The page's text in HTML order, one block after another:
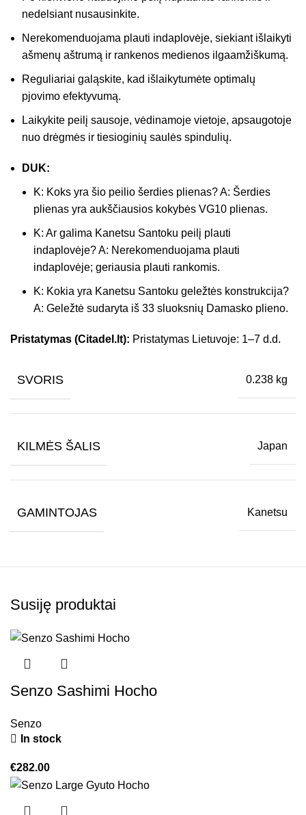
nedelsiant nusausinkite.
Nerekomenduojama plauti indaplovėje, siekiant išlaikyti
ašmenų aštrumą ir rankenos medienos ilgaamžiškumą.
Reguliariai galąskite, kad išlaikytumėte optimalų
pjovimo efektyvumą.
Laikykite peilį sausoje, vėdinamoje vietoje, apsaugotoje
nuo drėgmės ir tiesioginių saulės spindulių.
DUK:
K: Koks yra šio peilio šerdies plienas? A: Šerdies
plienas yra aukščiausios kokybės VG10 plienas.
K: Ar galima Kanetsu Santoku peilį plauti
indaplovėje? A: Nerekomenduojama plauti
indaplovėje; geriausia plauti rankomis.
K: Kokia yra Kanetsu Santoku geležtės konstrukcija?
A: Geležtė sudaryta iš 33 sluoksnių Damasko plieno.
Pristatymas (Citadel.lt): Pristatymas Lietuvoje: 1–7 d.d.
SVORIS 0.238 kg
KILMĖS ŠALIS Japan
GAMINTOJAS Kanetsu
Susiję produktai
Senzo Sashimi Hocho
Senzo
In stock
€282.00